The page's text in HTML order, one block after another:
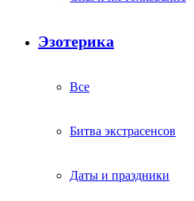
Эзотерика
Все
Битва экстрасенсов
Даты и праздники